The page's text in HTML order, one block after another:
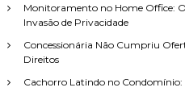
Monitoramento no Home Office:
Invasão de Privacidade
Concessionária Não Cumpriu
Direitos
Cachorro Latindo no